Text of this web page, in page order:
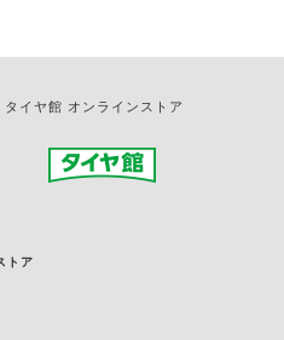
タイヤ館 オンラインストア
トア